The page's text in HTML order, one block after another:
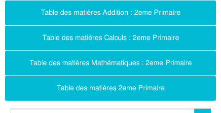
Table des matières Addition : 2eme Primaire
Table des matières Calculs : 2eme Primaire
Table des matières Mathématiques : 2eme Primaire
Table des matières 2eme Primaire